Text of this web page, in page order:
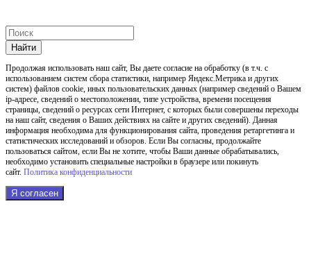
Найти
Продолжая использовать наш cайт, Вы даете согласие на обработку (в т.ч. с
использованием систем сбора статистики, например Яндекс.Метрика и других
систем) файлов cookie, иных пользовательских данных (например сведений о Вашем
ip-адресе, сведений о местоположении, типе устройства, времени посещения
страницы, сведений о ресурсах сети Интернет, с которых были совершены переходы
на наш сайт, сведения о Ваших действиях на сайте и других сведений). Данная
информация необходима для функционирования сайта, проведения ретаргетинга и
статистических исследований и обзоров. Если Вы согласны, продолжайте
пользоваться сайтом, если Вы не хотите, чтобы Ваши данные обрабатывались,
необходимо установить специальные настройки в браузере или покинуть
сайт. Политика конфиденциальности
Я согласен